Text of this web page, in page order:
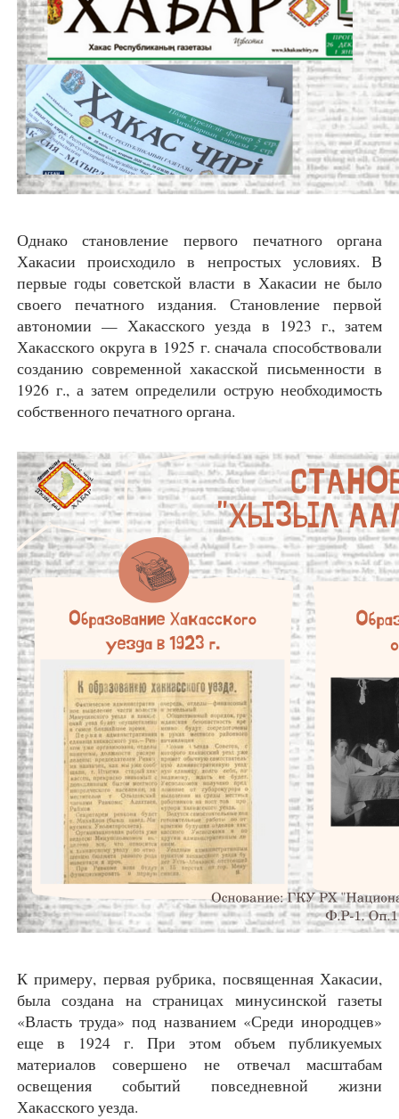
Однако становление первого печатного органа
Хакасии происходило в непростых условиях. В
первые годы советской власти в Хакасии не было
своего печатного издания. Становление первой
автономии — Хакасского уезда в 1923 г., затем
Хакасского округа в 1925 г. сначала способствовали
созданию современной хакасской письменности в
1926 г., а затем определили острую необходимость
собственного печатного органа.
К примеру, первая рубрика, посвященная Хакасии,
была создана на страницах минусинской газеты
«Власть труда» под названием «Среди инородцев»
еще в 1924 г. При этом объем публикуемых
материалов совершено не отвечал масштабам
освещения событий повседневной жизни
Хакасского уезда.